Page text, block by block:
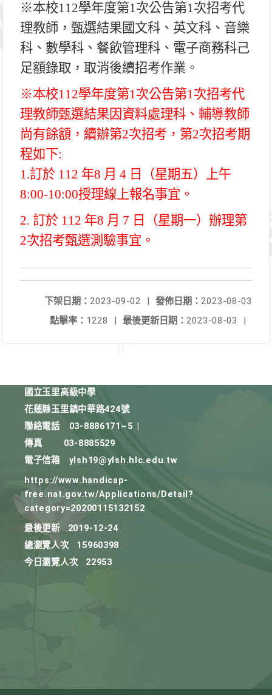
※本校112學年度第1次公告第1次招考代
理教師，甄選結果國文科、英文科、音樂
科、數學科、餐飲管理科、電子商務科己
足額錄取，取消後續招考作業。
※本校112學年度第1次公告第1次招考代
理教師甄選結果因資料處理科、輔導教師
尚有餘額，續辦第2次招考，第2次招考期
程如下:
1.訂於 112 年8 月 4 日（星期五）上午
8:00-10:00授理線上報名事宜。
2. 訂於 112 年8 月 7 日（星期一）辦理第
2次招考甄選測驗事宜。
發佈日期： 2023-08-03
下架日期： 2023-09-02
|
最後更新日期： 2023-08-03 |
點擊率： 1228 |
國立玉里高級中學
花蓮縣玉里鎮中華路424號
聯絡電話
03-8886171~5
傳真
03-8885529
電子信箱
ylsh19@ylsh.hlc.edu.tw
https://www.handicap-
free.nat.gov.tw/Applications/Detail?
category=20200115132152
最後更新
2019-12-24
總瀏覽人次
15960398
今日瀏覽人次
22953